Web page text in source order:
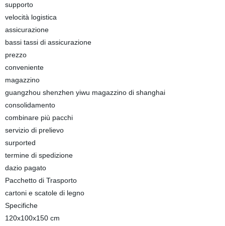
supporto
velocità logistica
assicurazione
bassi tassi di assicurazione
prezzo
conveniente
magazzino
guangzhou shenzhen yiwu magazzino di shanghai
consolidamento
combinare più pacchi
servizio di prelievo
surported
termine di spedizione
dazio pagato
Pacchetto di Trasporto
cartoni e scatole di legno
Specifiche
120x100x150 cm